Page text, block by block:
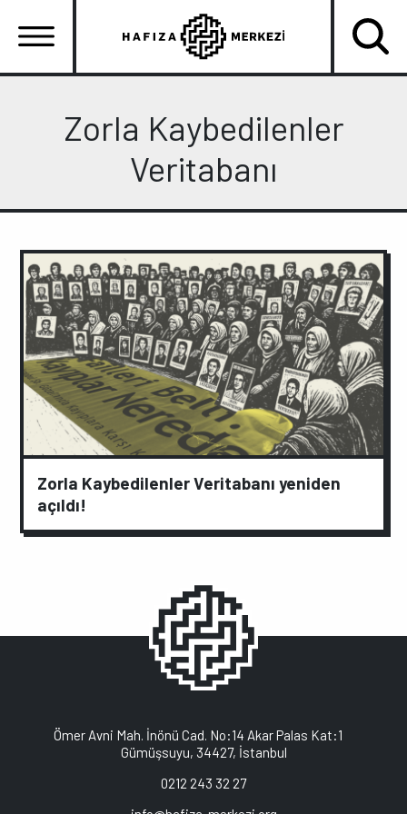
atla
gezinti
menüsüZorla Kaybedilenler
Veritabanı
Zorla Kaybedilenler Veritabanı yeniden
açıldı!
Ömer Avni Mah. İnönü Cad. No:14 Akar Palas Kat:1
Gümüşsuyu, 34427, İstanbul
0212 243 32 27